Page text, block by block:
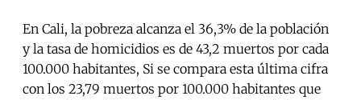
En Cali, la pobreza alcanza el 36,3% de la población
y la tasa de homicidios es de 43,2 muertos por cada
100.000 habitantes, Si se compara esta última cifra
con los 23,79 muertos por 100.000 habitantes que